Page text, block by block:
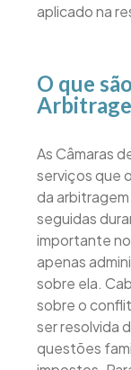
aplicado na
O que
As Câmaras
serviços que
da
seguidas
importante
apenas
sobre ela.
sobre o
ser resolvida
questões